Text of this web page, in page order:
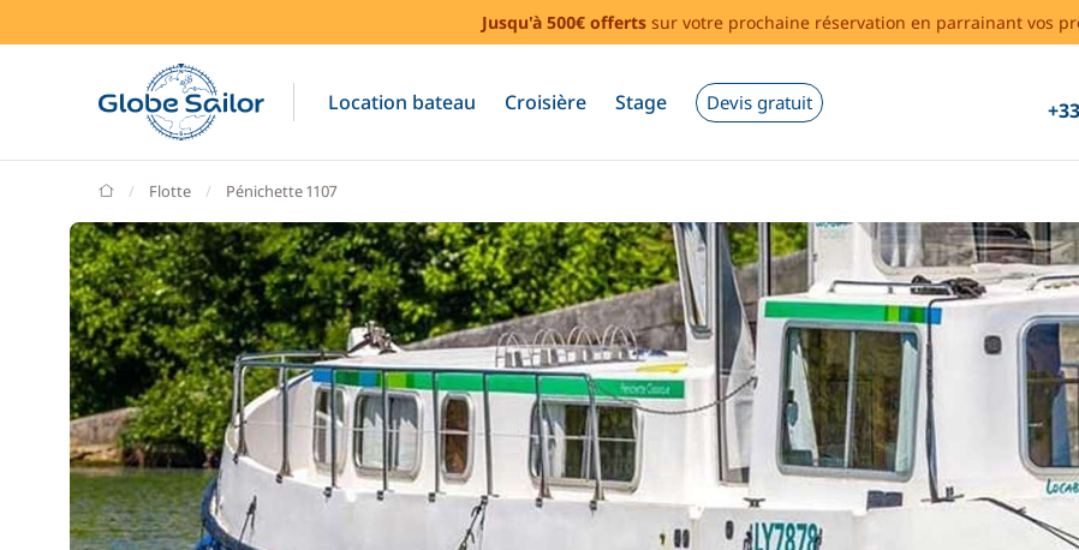
Jusqu'à 500€ offerts sur votre prochaine réservation en parrainant vos
Location bateau Croisière Stage Devis gratuit
GlobeSailor
Flotte Pénichette 1107